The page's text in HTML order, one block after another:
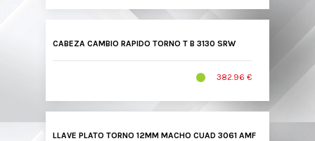
CABEZA CAMBIO RAPIDO TORNO T B 3130 SRW
382.96 €
LLAVE PLATO TORNO 12MM MACHO CUAD 3061 AMF